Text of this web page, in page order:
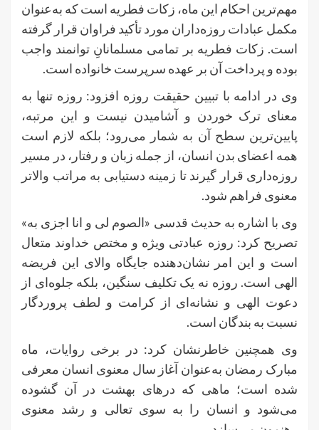
مهم‌ترین احکام این ماه، زکات فطریه است که به‌عنوان
مکمل عبادات روزه‌داران مورد تأکید فراوان قرار گرفته
است. زکات فطریه بر تمامی مسلمانانِ توانمند واجب
بوده و پرداخت آن بر عهده سرپرست خانواده است.
وی در ادامه با تبیین حقیقت روزه افزود: روزه تنها به
معنای ترک خوردن و آشامیدن نیست و این مرتبه،
پایین‌ترین سطح آن به شمار می‌رود؛ بلکه لازم است
همه اعضای بدن انسان، از جمله زبان و رفتار، در مسیر
روزه‌داری قرار گیرند تا زمینه دستیابی به مراتب والاتر
معنوی فراهم شود.
وی با اشاره به حدیث قدسی «الصوم لی و انا اجزی به»
تصریح کرد: روزه عبادتی ویژه و مختص خداوند متعال
است و این امر نشان‌دهنده جایگاه والای این فریضه
الهی است. روزه نه یک تکلیف سنگین، بلکه جلوه‌ای از
دعوت الهی و نشانه‌ای از کرامت و لطف پروردگار
نسبت به بندگان است.
وی همچنین خاطرنشان کرد: در برخی روایات، ماه
مبارک رمضان به‌عنوان آغاز سال معنوی انسان معرفی
شده است؛ ماهی که درهای بهشت در آن گشوده
می‌شود و انسان را به سوی تعالی و رشد معنوی